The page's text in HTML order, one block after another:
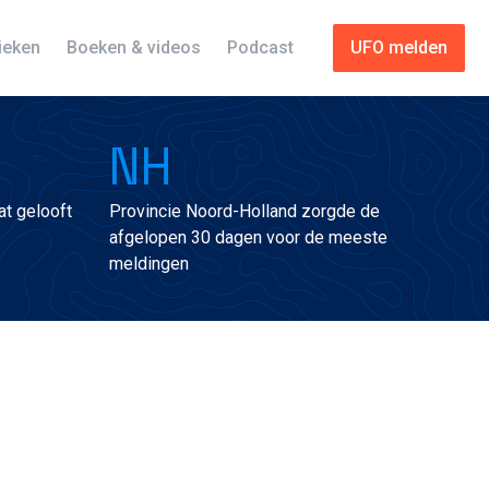
UFO melden
Boeken & videos Podcast
gelooft
NH
Provincie Noord-Holland zorgde de
afgelopen 30 dagen voor de meeste
meldingen